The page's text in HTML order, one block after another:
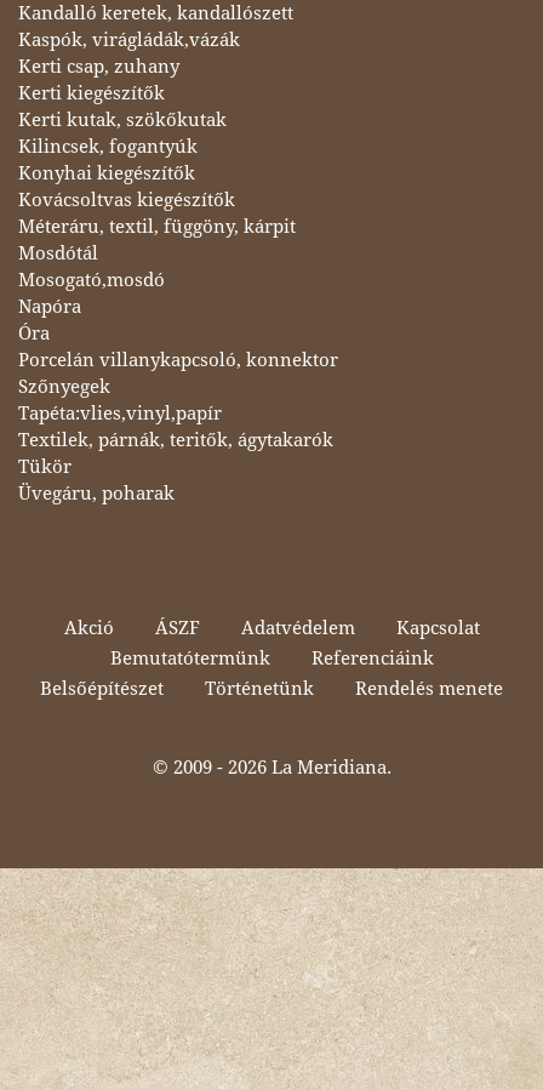
Kandalló keretek, kandallószett
Kaspók, virágládák,vázák
Kerti csap, zuhany
Kerti kiegészítők
Kerti kutak, szökőkutak
Kilincsek, fogantyúk
Konyhai kiegészítők
Kovácsoltvas kiegészítők
Méteráru, textil, függöny, kárpit
Mosdótál
Mosogató,mosdó
Napóra
Óra
Porcelán villanykapcsoló, konnektor
Szőnyegek
Tapéta:vlies,vinyl,papír
Textilek, párnák, teritők, ágytakarók
Tükör
Üvegáru, poharak
Akció ÁSZF Adatvédelem
Kapcsolat
Bemutatótermünk
Referenciáink
Belsőépítészet
Történetünk Rendelés menete
© 2009 - 2026 La Meridiana.